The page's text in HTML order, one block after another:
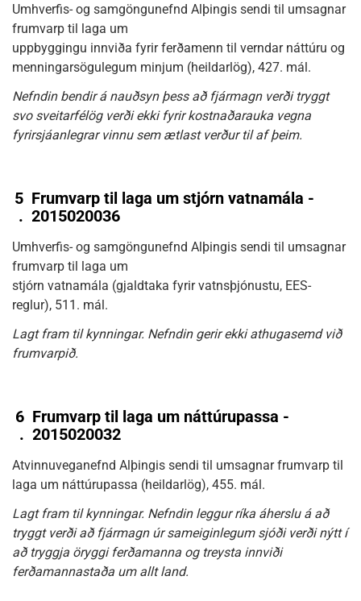
Umhverfis- og samgöngunefnd Alþingis sendi til umsagnar
frumvarp til laga um
uppbyggingu innviða fyrir ferðamenn til verndar náttúru og
menningarsögulegum minjum (heildarlög), 427. mál.
Nefndin bendir á nauðsyn þess að fjármagn verði tryggt
svo sveitarfélög verði ekki fyrir kostnaðarauka vegna
fyrirsjáanlegrar vinnu sem ætlast verður til af þeim.
5
.
Frumvarp til laga um stjórn vatnamála -
2015020036
Umhverfis- og samgöngunefnd Alþingis sendi til umsagnar
frumvarp til laga um
stjórn vatnamála (gjaldtaka fyrir vatnsþjónustu, EES-
reglur), 511. mál.
Lagt fram til kynningar. Nefndin gerir ekki athugasemd við
frumvarpið.
6
.
Frumvarp til laga um náttúrupassa -
2015020032
Atvinnuveganefnd Alþingis sendi til umsagnar frumvarp til
laga um náttúrupassa (heildarlög), 455. mál.
Lagt fram til kynningar. Nefndin leggur ríka áherslu á að
tryggt verði að fjármagn úr sameiginlegum sjóði verði nýtt í
að tryggja öryggi ferðamanna og treysta innviði
ferðamannastaða um allt land.